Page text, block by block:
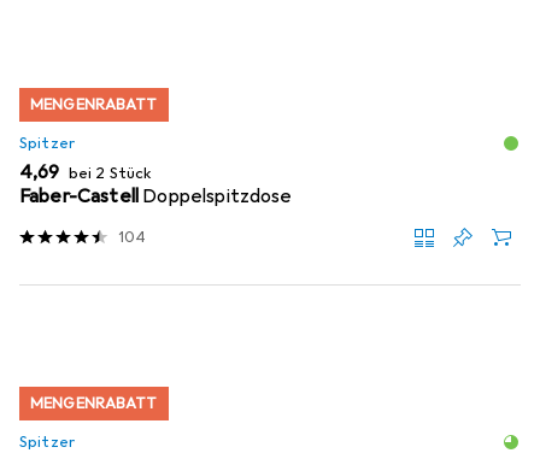
MENGENRABATT
Spitzer
EUR
4,69 bei 2 Stück
Faber-Castell Doppelspitzdose
104
MENGENRABATT
Spitzer